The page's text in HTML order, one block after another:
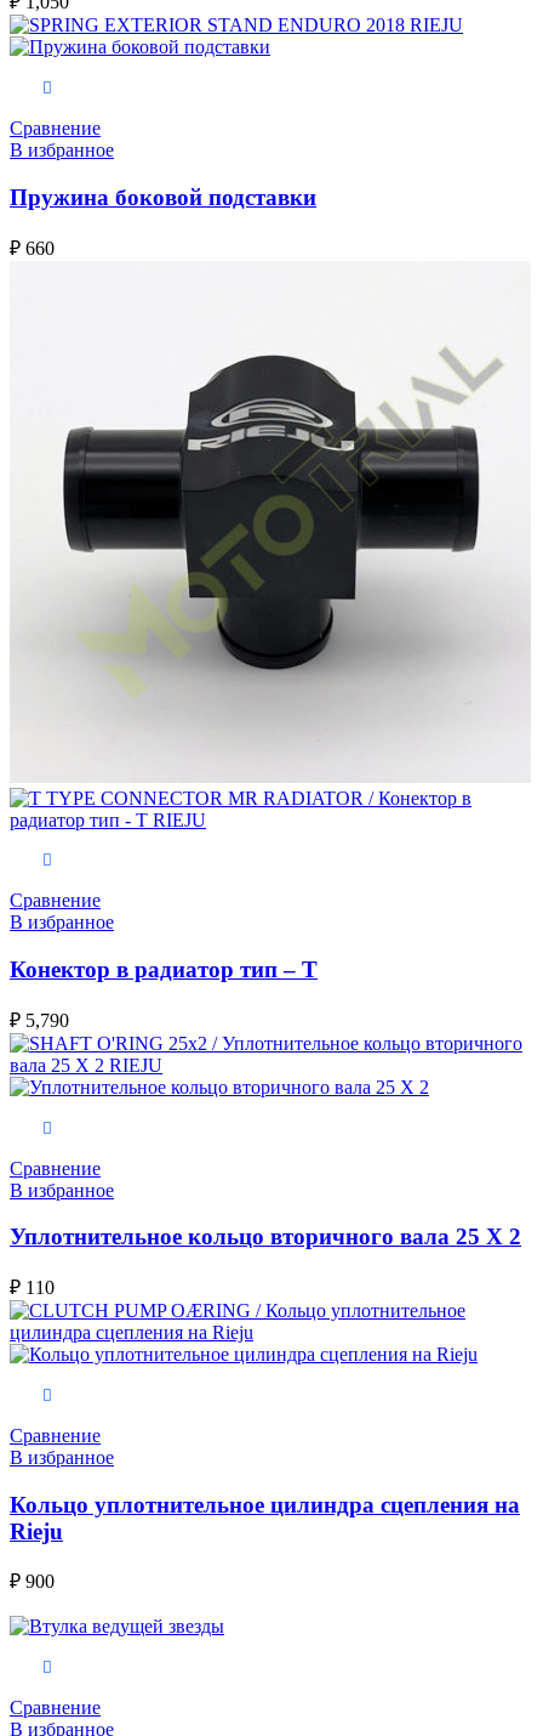
Сравнение
В избранное
Пружина боковой подставки
₽ 660
Сравнение
В избранное
Конектор в радиатор тип – Т
₽ 5,790
Сравнение
В избранное
Уплотнительное кольцо вторичного вала 25 X 2
₽ 110
Сравнение
В избранное
Кольцо уплотнительное цилиндра сцепления на
Rieju
₽ 900
Сравнение
В избранное